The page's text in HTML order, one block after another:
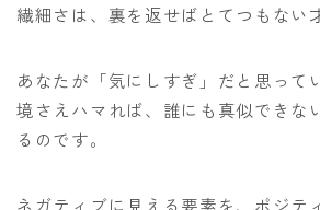
繊細さは、裏を返せばとてつもない
あなたが「気にしすぎ」だと思って
境さえハマれば、誰にも真似できな
るのです。
ネガティブに見える要素を、ポジテ